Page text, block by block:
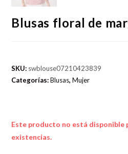
Blusas floral de
SKU: swblouse07210423839
Categorías:Blusas,Mujer
Este producto no está disponible
existencias.